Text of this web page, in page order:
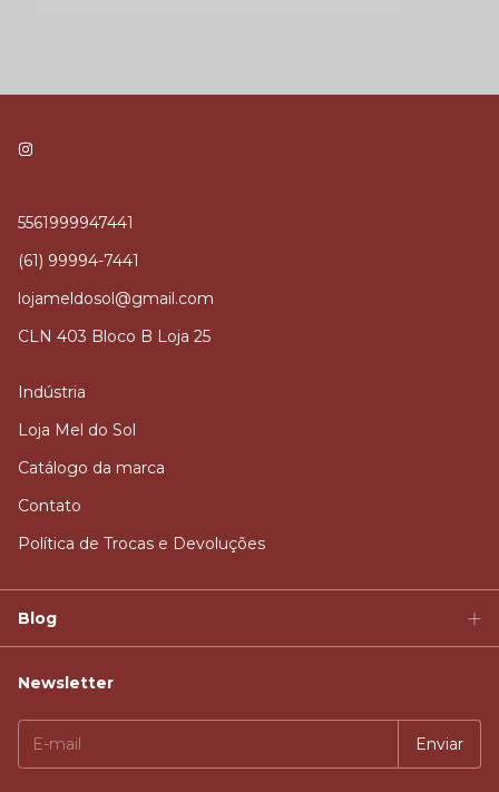
5561999947441
(61) 99994-7441
lojameldosol@gmail.com
CLN 403 Bloco B Loja 25
Indústria
Loja Mel do Sol
Catálogo da marca
Contato
Política de Trocas e Devoluções
Blog
Newsletter